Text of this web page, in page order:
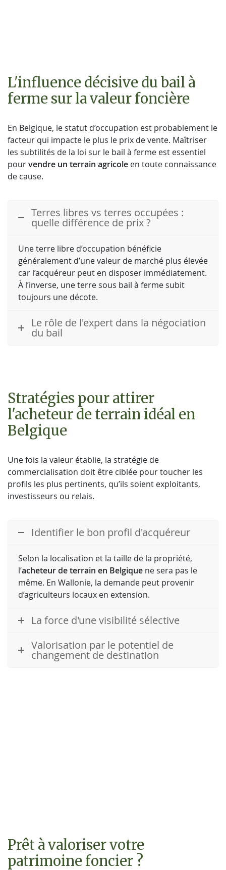
L'influence décisive du bail à
ferme sur la valeur foncière
En Belgique, le statut d’occupation est probablement le
facteur qui impacte le plus le prix de vente. Maîtriser
les subtilités de la loi sur le bail à ferme est essentiel
pourvendre un terrain agricole en toute connaissance
de cause.
Terres libres vs terres occupées :
quelle différence de prix ?
Une terre libre d’occupation bénéficie
généralement d’une valeur de marché plus élevée
car l’acquéreur peut en disposer immédiatement.
À l’inverse, une terre sous bail à ferme subit
toujours une décote.
Le rôle de l'expert dans la négociation
du bail
Stratégies pour attirer
l'acheteur de terrain idéal en
Belgique
Une fois la valeur établie, la stratégie de
commercialisation doit être ciblée pour toucher les
profils les plus pertinents, qu’ils soient exploitants,
investisseurs ou relais.
Identifier le bon profil d'acquéreur
Selon la localisation et la taille de la propriété,
l’acheteur de terrain en Belgique ne sera pas le
même. En Wallonie, la demande peut provenir
d’agriculteurs locaux en extension.
La force d'une visibilité sélective
Valorisation par le potentiel de
changement de destination
Prêt à valoriser votre
patrimoine foncier ?